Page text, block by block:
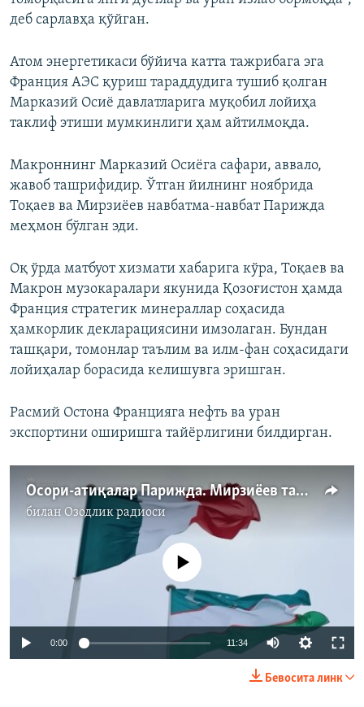
деб сарлавҳа қўйган.
Атом энергетикаси бўйича катта тажрибага эга
Франция АЭС қуриш тараддудига тушиб қолган
Марказий Осиё давлатларига муқобил лойиҳа
таклиф этиши мумкинлиги ҳам айтилмоқда.
Макроннинг Марказий Осиёга сафари, аввало,
жавоб ташрифидир. Ўтган йилнинг ноябрида
Тоқаев ва Мирзиёев навбатма-навбат Парижда
меҳмон бўлган эди.
Оқ ўрда матбуот хизмати хабарига кўра, Тоқаев ва
Макрон музокаралари якунида Қозоғистон ҳамда
Франция стратегик минераллар соҳасида
ҳамкорлик декларациясини имзолаган. Бундан
ташқари, томонлар таълим ва илм-фан соҳасидаги
лойиҳалар борасида келишувга эришган.
Расмий Остона Францияга нефть ва уран
экспортини оширишга тайёрлигини билдирган.
Осори-атиқалар Парижда. Мирзиёев ташрифи
билан Озодлик радиоси
Айни дамда медиа-манба мавжуд эмас
0:00 11:34
Бевосита линк